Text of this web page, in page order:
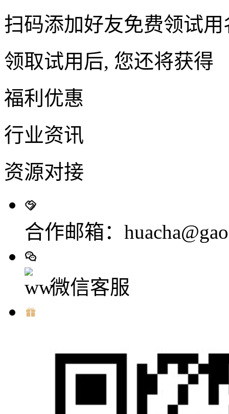
扫码添加好友免费领试用
领取试用后, 您还将获得
福利优惠
行业资讯
资源对接
合作邮箱：
微信客服